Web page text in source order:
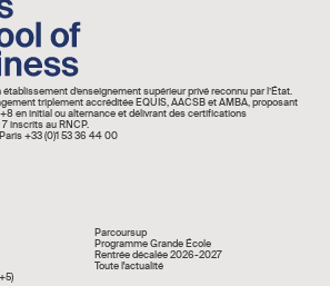
d’enseignement supérieur privé reconnu par l’État.
triplement accréditée EQUIS, AACSB et AMBA, proposant
en initial ou alternance et délivrant des certifications
inscrits au RNCP.
+33 (0)1 53 36 44 00
Parcoursup
Programme Grande École
Rentrée décalée 2026-2027
Toute l'actualité